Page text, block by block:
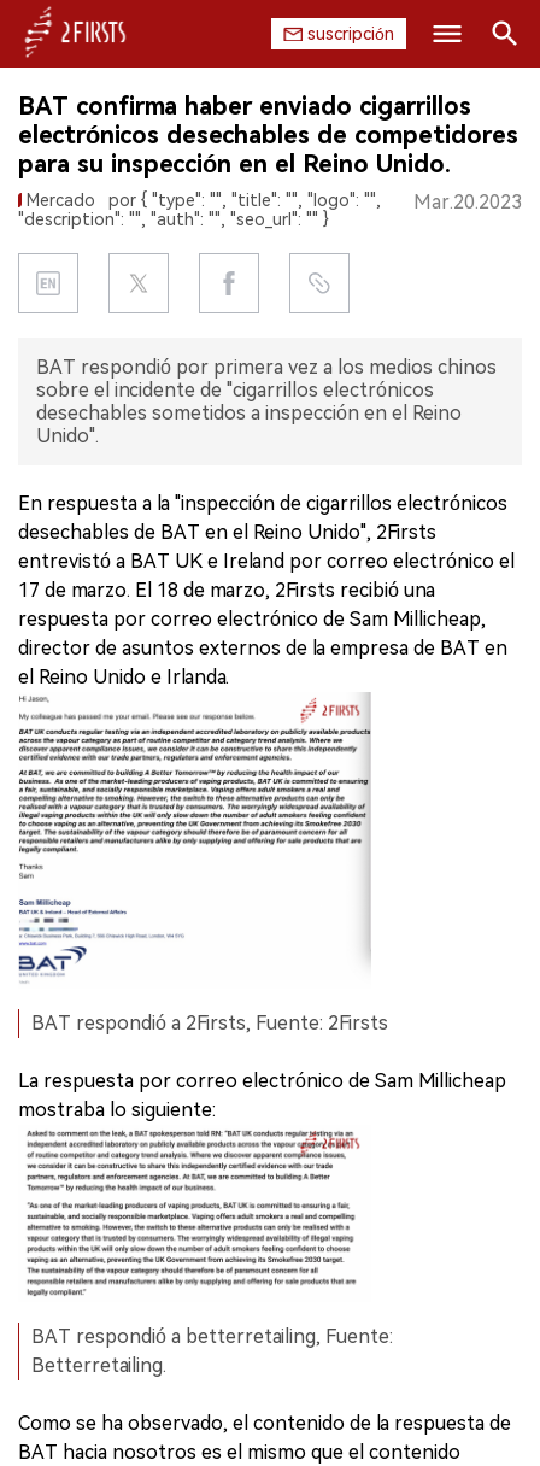
suscripción
INICIO
EMPRESA
REGULACIÓN
DATOS
ENTREVISTA
Buscar
BAT confirma haber enviado cigarrillos
electrónicos desechables de competidores
para su inspección en el Reino Unido.
Mercado
por { "type": "", "title": "", "logo": "",
"description": "", "auth": "", "seo_url": "" }
Mar.20.2023
BAT respondió por primera vez a los medios chinos
sobre el incidente de "cigarrillos electrónicos
desechables sometidos a inspección en el Reino
Unido".
En respuesta a la "inspección de cigarrillos electrónicos
desechables de BAT en el Reino Unido", 2Firsts
entrevistó a BAT UK e Ireland por correo electrónico el
17 de marzo. El 18 de marzo, 2Firsts recibió una
respuesta por correo electrónico de Sam Millicheap,
director de asuntos externos de la empresa de BAT en
el Reino Unido e Irlanda.
BAT respondió a 2Firsts, Fuente: 2Firsts
La respuesta por correo electrónico de Sam Millicheap
mostraba lo siguiente:
BAT respondió a betterretailing, Fuente:
Betterretailing.
Como se ha observado, el contenido de la respuesta de
BAT hacia nosotros es el mismo que el contenido